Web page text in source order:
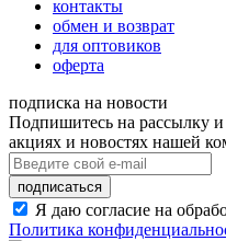
контакты
обмен и возврат
для оптовиков
оферта
подписка на новости
Подпишитесь на рассылку
акциях и новостях нашей
подписаться
Я даю согласие на
Политика